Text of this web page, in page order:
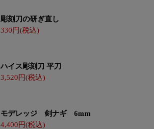
彫刻刀の研ぎ直し
330
ハイス彫刻刀 平刀
3,520
モデレッジ 剣ナギ 6mm
4,400